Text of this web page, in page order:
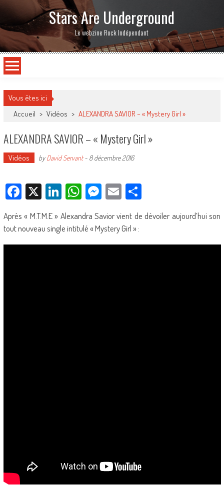
Stars Are Underground
Le webzine Rock Indépendant
Vous êtes ici
Accueil > Vidéos > ALEXANDRA SAVIOR – « Mystery Girl »
ALEXANDRA SAVIOR – « Mystery Girl »
Vidéos byDavid Servant- 8 décembre 2016
Facebook
X LinkedIn
WhatsApp
Messenger
EmailPartager
Après « M.T.M.E » Alexandra Savior vient de dévoiler aujourd’hui son
tout nouveau single intitulé « Mystery Girl » :